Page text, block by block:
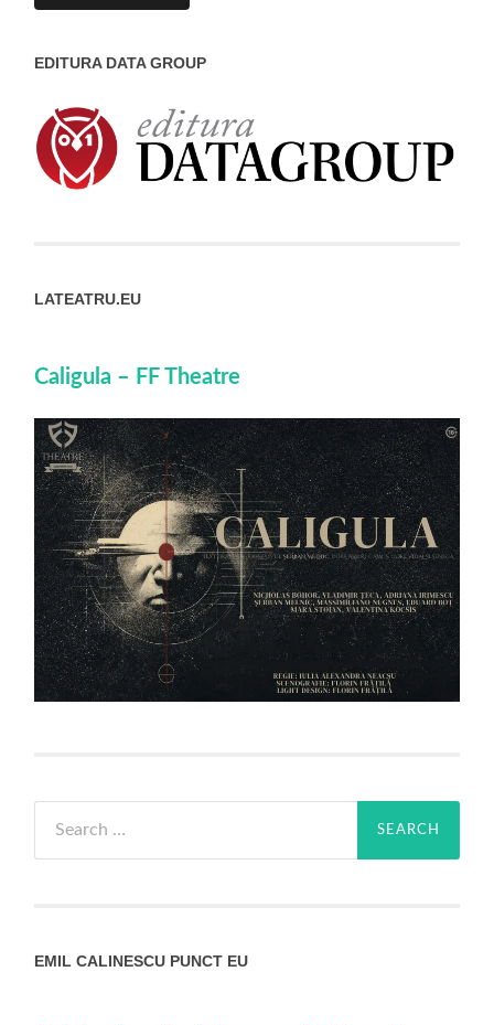
EDITURA DATA GROUP
LATEATRU.EU
Caligula – FF Theatre
for:
EMIL CALINESCU PUNCT EU